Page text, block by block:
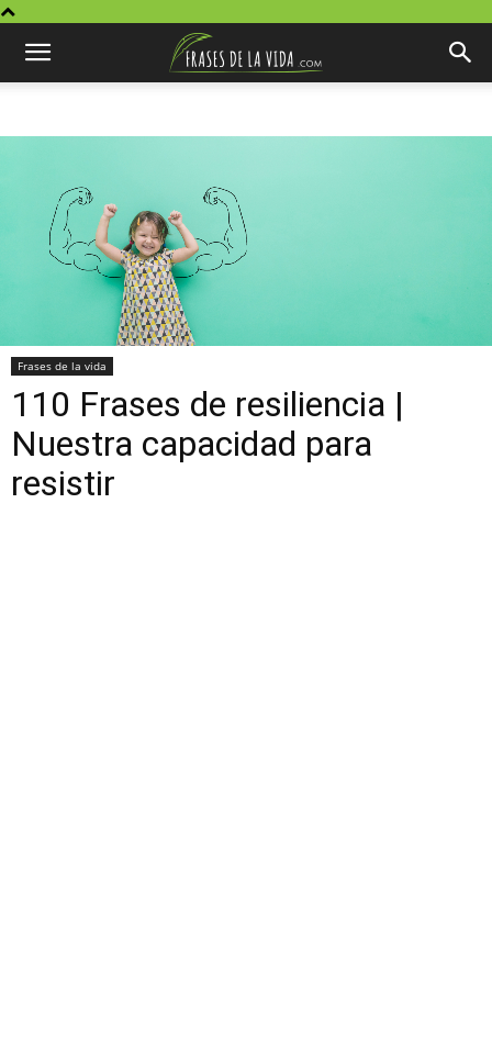
Frases de la vida
110 Frases de resiliencia |
Nuestra capacidad para
resistir